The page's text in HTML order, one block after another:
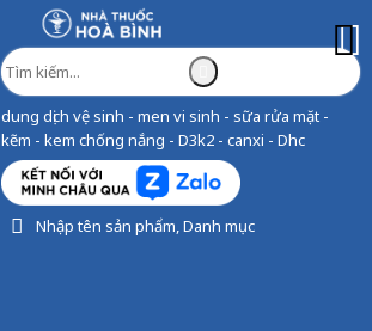
dung dịch vệ sinh - men vi sinh - sữa rửa mặt -
kẽm - kem chống nắng - D3k2 - canxi - Dhc
Nhập tên sản phẩm, Danh mục